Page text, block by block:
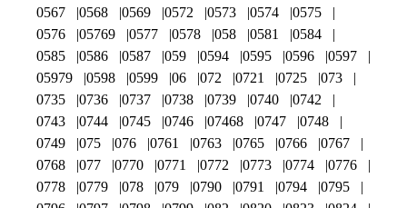
0567
0568 0569 0572 0573 0574
0575
0576
05769 0577 0578 058 0581
0584
0585
0586 0587 059 0594 0595 0596
0597
05979
0598 0599 06 072 0721 0725
073
0735
0736 0737 0738 0739 0740
0742
0743
0744 0745 0746 07468 0747
0748
0749
075 076 0761 0763 0765 0766
0767
0768
077 0770 0771 0772 0773 0774
0776
0778
0779 078 079 0790 0791 0794
0795